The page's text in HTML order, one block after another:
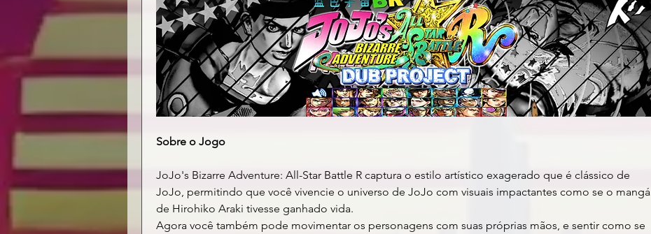
Sobre o Jogo
JoJo's Bizarre Adventure: All-Star Battle R captura o estilo artístico exagerado que é clássico de
JoJo, permitindo que você vivencie o universo de JoJo com visuais impactantes como se o mangá
de Hirohiko Araki tivesse ganhado vida.
Agora você também pode movimentar os personagens com suas próprias mãos, e sentir como se